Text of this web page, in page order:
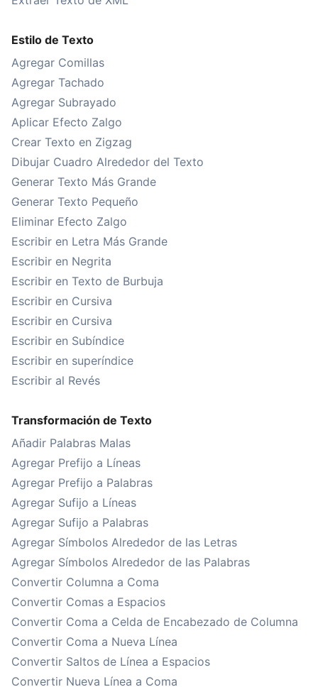
Estilo de Texto
Agregar Comillas
Agregar Tachado
Agregar Subrayado
Aplicar Efecto Zalgo
Crear Texto en Zigzag
Dibujar Cuadro Alrededor del Texto
Generar Texto Más Grande
Generar Texto Pequeño
Eliminar Efecto Zalgo
Escribir en Letra Más Grande
Escribir en Negrita
Escribir en Texto de Burbuja
Escribir en Cursiva
Escribir en Cursiva
Escribir en Subíndice
Escribir en superíndice
Escribir al Revés
Transformación de Texto
Añadir Palabras Malas
Agregar Prefijo a Líneas
Agregar Prefijo a Palabras
Agregar Sufijo a Líneas
Agregar Sufijo a Palabras
Agregar Símbolos Alrededor de las Letras
Agregar Símbolos Alrededor de las Palabras
Convertir Columna a Coma
Convertir Comas a Espacios
Convertir Coma a Celda de Encabezado de Columna
Convertir Coma a Nueva Línea
Convertir Saltos de Línea a Espacios
Convertir Nueva Línea a Coma